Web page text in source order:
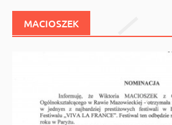
MACIOSZEK